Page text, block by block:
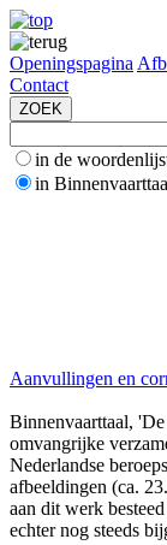
Openingspagina
Contact
in de
in
Aanvullingen en
Binnenvaarttaal,
omvangrijke
Nederlandse
afbeeldingen (ca.
aan dit werk
echter nog steeds